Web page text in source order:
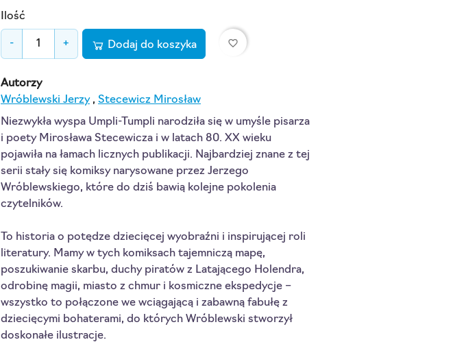
Ilość
- + Dodaj do koszyka favorite_border
Autorzy
Wróblewski Jerzy, Stecewicz Mirosław
Niezwykła wyspa Umpli-Tumpli narodziła się w umyśle pisarza
i poety Mirosława Stecewicza i w latach 80. XX wieku
pojawiła na łamach licznych publikacji. Najbardziej znane z tej
serii stały się komiksy narysowane przez Jerzego
Wróblewskiego, które do dziś bawią kolejne pokolenia
czytelników.
To historia o potędze dziecięcej wyobraźni i inspirującej roli
literatury. Mamy w tych komiksach tajemniczą mapę,
poszukiwanie skarbu, duchy piratów z Latającego Holendra,
odrobinę magii, miasto z chmur i kosmiczne ekspedycje –
wszystko to połączone we wciągającą i zabawną fabułę z
dziecięcymi bohaterami, do których Wróblewski stworzył
doskonałe ilustracje.